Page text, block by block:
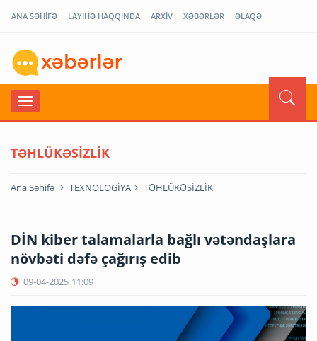
ANA SƏHİFƏ LAYİHƏ HAQQINDA ARXİV XƏBƏRLƏR ƏLAQƏ
TƏHLÜKƏSİZLİK
Ana Səhifə TEXNOLOGİYA TƏHLÜKƏSİZLİK
DİN kiber talamalarla bağlı vətəndaşlara
növbəti dəfə çağırış edib
09-04-2025 11:09